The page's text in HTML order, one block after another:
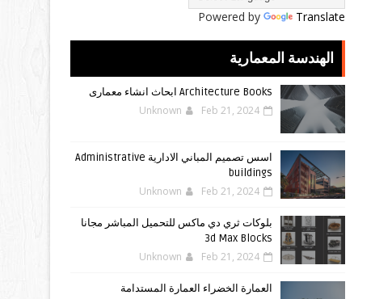
Powered by Translate
الهندسة المعمارية
Architecture Books ابحاث انشاء معمارى
Unknown Feb 21, 2024
اسس تصميم المباني الادارية Administrative
buildings
Unknown Feb 21, 2024
بلوكات ثري دي ماكس للتحميل المباشر مجانا
3d Max Blocks
Unknown Feb 21, 2024
العمارة الخضراء العمارة المستدامة